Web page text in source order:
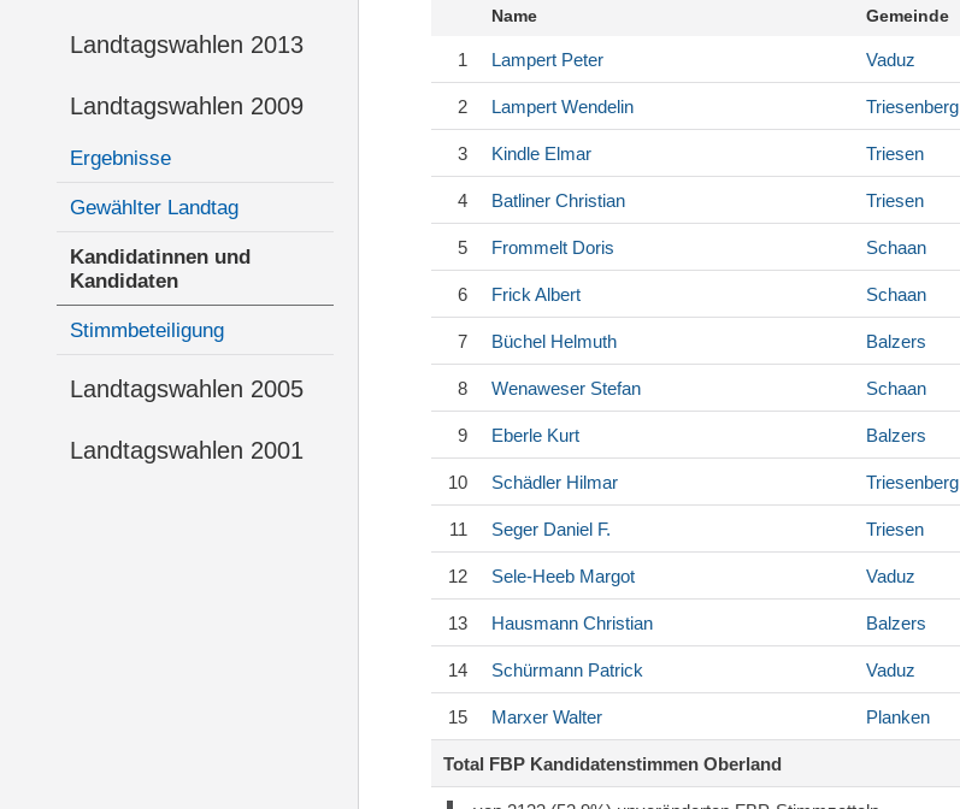
Landtagswahlen 2013
Landtagswahlen 2009
Ergebnisse
Gewählter Landtag
Kandidatinnen und
Kandidaten
Stimmbeteiligung
Landtagswahlen 2005
Landtagswahlen 2001
Name Gemeinde
1 Lampert Peter Vaduz
2 Lampert Wendelin Triesenberg
3 Kindle Elmar Triesen
4 Batliner Christian Triesen
5 Frommelt Doris Schaan
6 Frick Albert Schaan
7 Büchel Helmuth Balzers
8 Wenaweser Stefan Schaan
9 Eberle Kurt Balzers
10 Schädler Hilmar Triesenberg
11 Seger Daniel F. Triesen
12 Sele-Heeb Margot Vaduz
13 Hausmann Christian Balzers
14 Schürmann Patrick Vaduz
15 Marxer Walter Planken
Total FBP Kandidatenstimmen Oberland